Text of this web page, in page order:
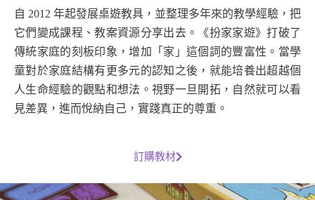
自 2012 年起發展桌遊教具，並整理多年來的教學經驗，把
它們變成課程、教案資源分享出去。《扮家家遊》打破了
傳統家庭的刻板印象，增加「家」這個詞的豐富性。當學
童對於家庭結構有更多元的認知之後，就能培養出超越個
人生命經驗的觀點和想法。視野一旦開拓，自然就可以看
見差異，進而悅納自己，實踐真正的尊重。
訂購教材